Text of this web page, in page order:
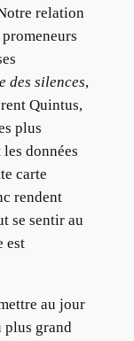
relation
des silences,
Quintus,
plus
données
carte
rendent
se sentir au
est
au jour
plus grand